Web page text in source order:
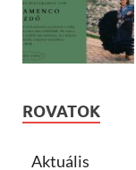
ROVATOK
Aktuális